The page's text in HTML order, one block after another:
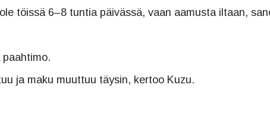
töissä 6–8 tuntia päivässä, vaan aamusta iltaan,
ja maku muuttuu täysin, kertoo Kuzu.